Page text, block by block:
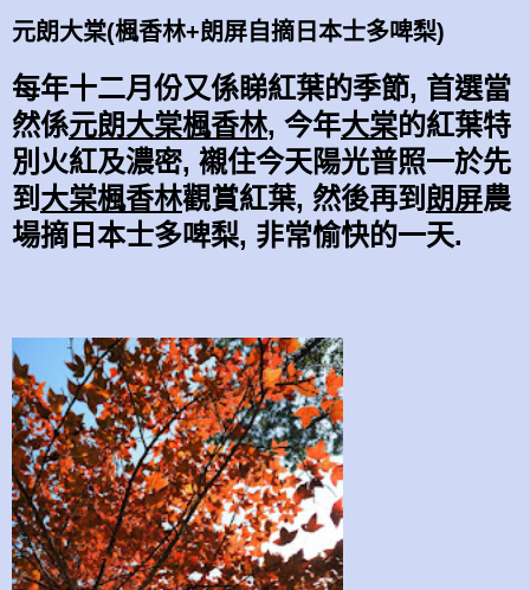
元朗大棠(楓香林+朗屏自摘日本士多啤梨)
每年十二月份又係睇紅葉的季節, 首選當
然係元朗大棠楓香林, 今年大棠的紅葉特
別火紅及濃密, 襯住今天陽光普照一於先
到 大棠楓香林觀賞紅葉, 然後再到 朗屏農
場摘日本士多啤梨, 非常愉快的一天.